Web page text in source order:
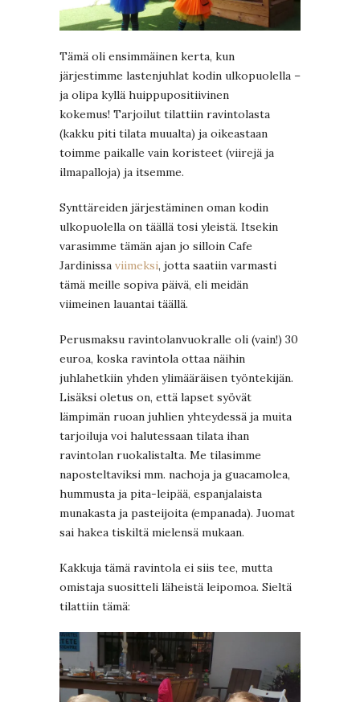
Tämä oli ensimmäinen kerta, kun
järjestimme lastenjuhlat kodin ulkopuolella –
ja olipa kyllä huippupositiivinen
kokemus! Tarjoilut tilattiin ravintolasta
(kakku piti tilata muualta) ja oikeastaan
toimme paikalle vain koristeet (viirejä ja
ilmapalloja) ja itsemme.
Synttäreiden järjestäminen oman kodin
ulkopuolella on täällä tosi yleistä. Itsekin
varasimme tämän ajan jo silloin Cafe
Jardinissa viimeksi, jotta saatiin varmasti
tämä meille sopiva päivä, eli meidän
viimeinen lauantai täällä.
Perusmaksu ravintolanvuokralle oli (vain!) 30
euroa, koska ravintola ottaa näihin
juhlahetkiin yhden ylimääräisen työntekijän.
Lisäksi oletus on, että lapset syövät
lämpimän ruoan juhlien yhteydessä ja muita
tarjoiluja voi halutessaan tilata ihan
ravintolan ruokalistalta. Me tilasimme
naposteltaviksi mm. nachoja ja guacamolea,
hummusta ja pita-leipää, espanjalaista
munakasta ja pasteijoita (empanada). Juomat
sai hakea tiskiltä mielensä mukaan.
Kakkuja tämä ravintola ei siis tee, mutta
omistaja suositteli läheistä leipomoa. Sieltä
tilattiin tämä: